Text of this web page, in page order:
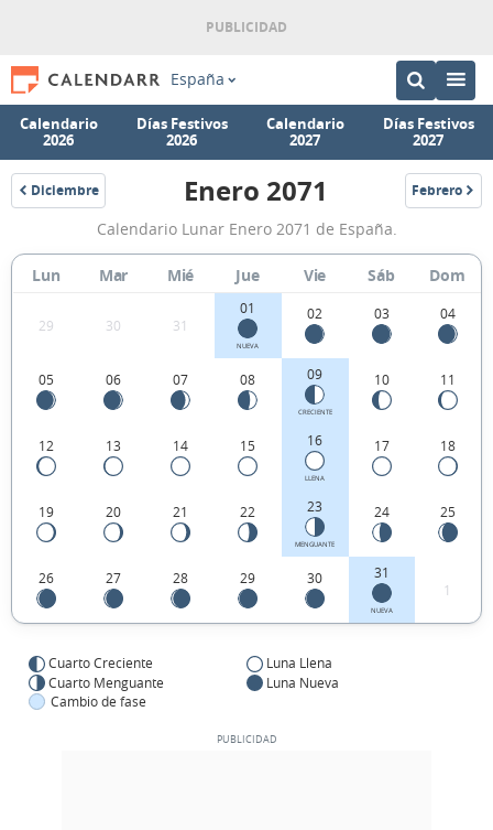
España
Calendario
2026
Días Festivos
2026
Calendario
2027
Días Festivos
2027
Diciembre
2070
Calendario
Lunar
Enero
de
España.
Enero 2071 Febrero
2071
Calendario Lunar Enero 2071 de España.
Lun Mar Mié Jue Vie Sáb Dom
29 30 31
01
NUEVA
02 03 04
05 06 07 08 09
CRECIENTE
10 11
12 13 14 15 16
LLENA
17 18
19 20 21 22 23
MENGUANTE
24 25
26 27 28 29 30 31
NUEVA
1
Cuarto Creciente
Luna Llena
Cuarto Menguante
Luna Nueva
Cambio de fase